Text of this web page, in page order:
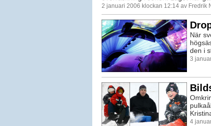
2 januari 2006 klockan 12:14 av Fredrik
När
den i
3
4